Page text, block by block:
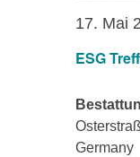
ESG
17. Mai
Germany